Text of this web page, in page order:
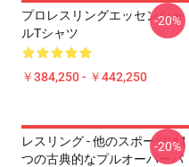
プロレスリングエッセンシャ
ルTシャツ
￥384,250 - ￥442,250
-20%
レスリング - 他のスポーツは1
つの古典的なプルオーバーパ
-20%